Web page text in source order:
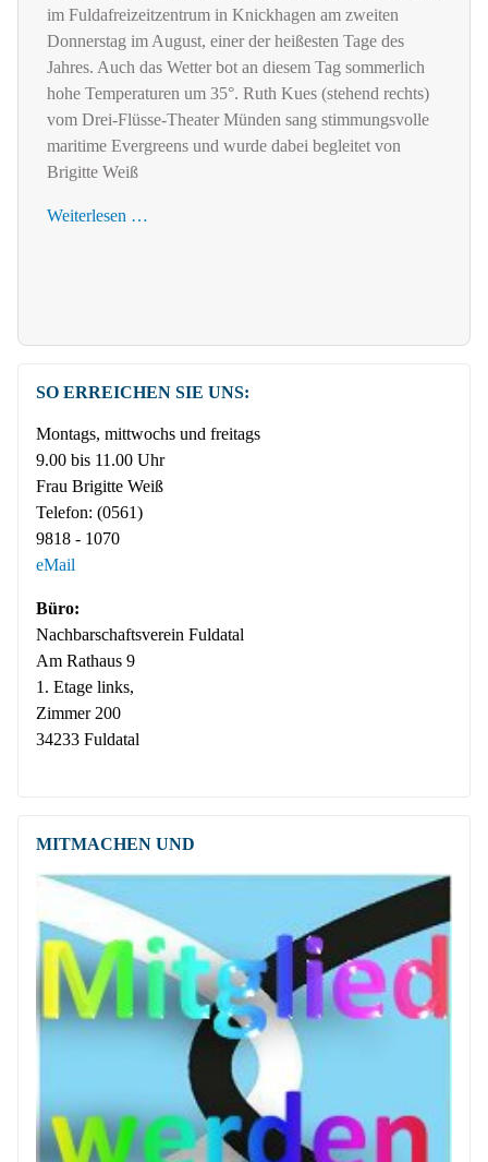
im Fuldafreizeitzentrum in Knickhagen am zweiten
Donnerstag im August, einer der heißesten Tage des
Jahres. Auch das Wetter bot an diesem Tag sommerlich
hohe Temperaturen um 35°. Ruth Kues (stehend rechts)
vom Drei-Flüsse-Theater Münden sang stimmungsvolle
maritime Evergreens und wurde dabei begleitet von
Brigitte Weiß
Weiterlesen …
SO ERREICHEN SIE UNS:
Montags, mittwochs und freitags
9.00 bis 11.00 Uhr
Frau Brigitte Weiß
Telefon: (0561)
9818 - 1070
eMail
Büro:
Nachbar­­schafts­verein Fuldatal
Am Rathaus 9
1. Etage links,
Zimmer 200
34233 Fuldatal
MITMACHEN UND